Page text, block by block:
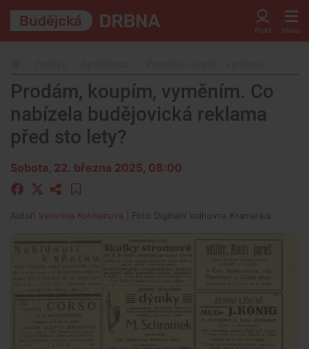
Prodám, koupím, vyměním. Co
nabízela budějovická reklama
před sto lety?
Sobota, 22. března 2025, 08:00
Autoři Veronika Kotmanová | Foto Digitální knihovna Kramerius